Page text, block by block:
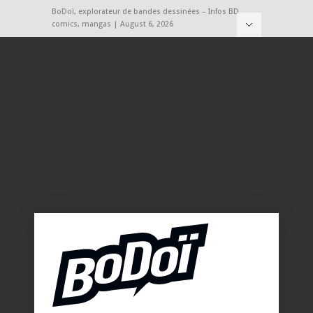
BoDoï, explorateur de bandes dessinées – Infos BD,
comics, mangas | August 6, 2026